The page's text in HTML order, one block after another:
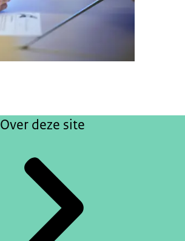
Over deze site